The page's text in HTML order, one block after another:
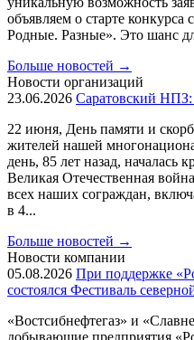
объявляем о старте
Родные. Разные». Это шанс
Больше новостей →
Новости организаций
23.06.2026 Саратовский НПЗ:
22 июня, День памяти и
жителей нашей
день, 85 лет назад, началась
Великая Отечественная
всех наших сограждан,
в 4...
Больше новостей →
Новости компании
05.08.2026 При поддержке
состоялся Фестиваль
«Востсибнефтегаз» и
добывающие предприятия